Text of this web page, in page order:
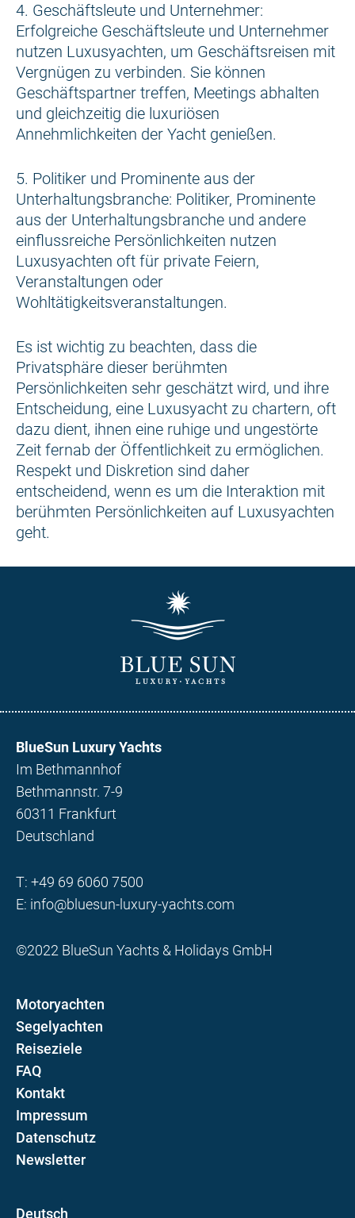
4. Geschäftsleute und Unternehmer:
Erfolgreiche Geschäftsleute und Unternehmer
nutzen Luxusyachten, um Geschäftsreisen mit
Vergnügen zu verbinden. Sie können
Geschäftspartner treffen, Meetings abhalten
und gleichzeitig die luxuriösen
Annehmlichkeiten der Yacht genießen.
5. Politiker und Prominente aus der
Unterhaltungsbranche: Politiker, Prominente
aus der Unterhaltungsbranche und andere
einflussreiche Persönlichkeiten nutzen
Luxusyachten oft für private Feiern,
Veranstaltungen oder
Wohltätigkeitsveranstaltungen.
Es ist wichtig zu beachten, dass die
Privatsphäre dieser berühmten
Persönlichkeiten sehr geschätzt wird, und ihre
Entscheidung, eine Luxusyacht zu chartern, oft
dazu dient, ihnen eine ruhige und ungestörte
Zeit fernab der Öffentlichkeit zu ermöglichen.
Respekt und Diskretion sind daher
entscheidend, wenn es um die Interaktion mit
berühmten Persönlichkeiten auf Luxusyachten
geht.
BlueSun Luxury Yachts
Im Bethmannhof
Bethmannstr. 7-9
60311 Frankfurt
Deutschland
T: +49 69 6060 7500
E: info@bluesun-luxury-yachts.com
©2022 BlueSun Yachts & Holidays GmbH
Motoryachten
Segelyachten
Reiseziele
FAQ
Kontakt
Impressum
Datenschutz
Newsletter
D